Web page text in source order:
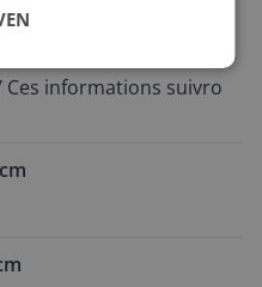
informations suivro